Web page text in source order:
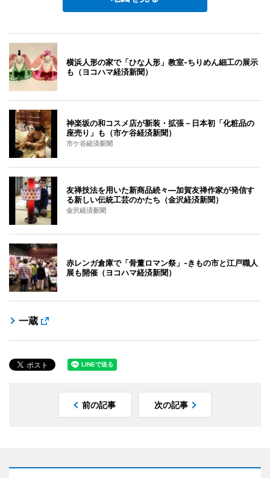
横浜人形の家で「ひな人形」教室-ちりめん細工の展示
も（ヨコハマ経済新聞）
神楽坂の和コスメ店が新装・拡張－日本初「化粧品の
座売り」も（市ケ谷経済新聞）
市ケ谷経済新聞
友禅技法を用いた新商品続々―加賀友禅作家が発信す
る新しい伝統工芸のかたち（金沢経済新聞）
金沢経済新聞
赤レンガ倉庫で「骨董ロマン祭」-きもの市と江戸職人
展も開催（ヨコハマ経済新聞）
一蔵
前の記事 次の記事